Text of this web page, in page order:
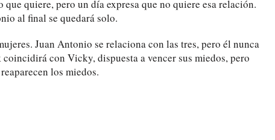
quiere, pero un día expresa que no quiere esa relación.
al final se quedará solo.
Juan Antonio se relaciona con las tres, pero él nunca
con Vicky, dispuesta a vencer sus miedos, pero
los miedos.